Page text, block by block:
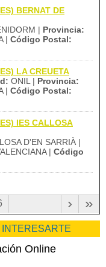
BERNAT DE
| Provincia:
| Código Postal:
LA CREUETA
ONIL | Provincia:
| Código Postal:
IES CALLOSA
D'EN SARRIÀ |
| Código
»
›
Online